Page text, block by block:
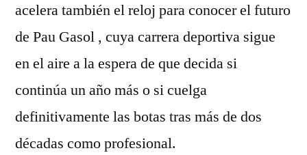
acelera también el reloj para conocer el futuro
de Pau Gasol , cuya carrera deportiva sigue
en el aire a la espera de que decida si
continúa un año más o si cuelga
definitivamente las botas tras más de dos
décadas como profesional.